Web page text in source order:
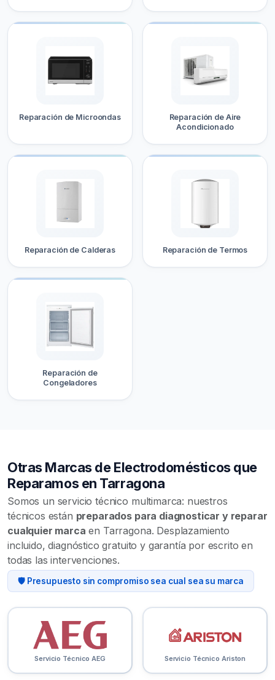
Reparación de Microondas
Reparación de Aire
Acondicionado
Reparación de Calderas Reparación de Termos
Reparación de
Congeladores
Otras Marcas de Electrodomésticos que
Reparamos en Tarragona
Somos un servicio técnico multimarca: nuestros
técnicos están preparados para diagnosticar y reparar
cualquier marca en Tarragona. Desplazamiento
incluido, diagnóstico gratuito y garantía por escrito en
todas las intervenciones.
🛡️ Presupuesto sin compromiso sea cual sea su marca
Servicio Técnico AEG Servicio Técnico Ariston